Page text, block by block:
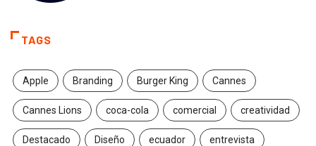
TAGS
Apple Branding Burger King Cannes
Cannes Lions coca-cola comercial creatividad
Destacado Diseño ecuador entrevista